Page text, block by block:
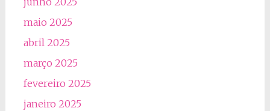
maio 2025
abril 2025
março 2025
fevereiro 2025
janeiro 2025